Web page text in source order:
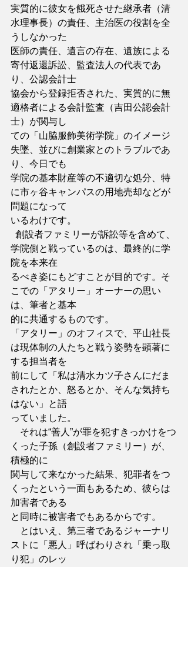
実質的に彼女を餓死させた継承者（清
水理事長）の責任、主治医の役割を全
うしなかった
医師の責任、遺言の存在、遺族による
寄付返還訴訟、監査法人の代表であ
り、公認会計士
協会から登録拒否された、実質的に無
適格者による会計監査（吉田公認会計
士）が関与し
ての「山脇服飾美術学院」のイメージ
失墜、並びに創業家とのトラブルであ
り、今日でも
学院の基本財産等の不適切な処分、特
に市ヶ谷キャンパスの用地売却などが
問題になって
いるわけです。
学院側と戦っているのは、最終的に学
院を本来在
るべき姿にもどすことが目的です。そ
こでの「アタリー」オーナーの思い
は、筆者と基本
的に共通するものです。
「アタリー」のオフィスで、平山社長
は現体制の人たちと戦う姿勢を顕著に
する担当者を
前にして「私は清水カツ子さんにだま
されたとか、怒るとか、そんな気持ち
はない」と語
っていました。
それは“善人”が罪を犯すきっかけをつ
くった子孫（創設者ファミリー）が、
積極的に
関与して来なかった結果、犯罪者をつ
くったという一面もあるため、彼らは
加害者である
と同時に被害者でもあるからです。
とはいえ、第三者であるジャーナリ
ストに「悪人」呼ばわりされ「乗っ取
り犯」のレッ